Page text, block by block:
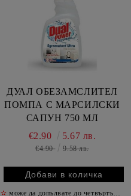
✫
ДУАЛ ОБЕЗАМСЛИТЕЛ
ПОМПА С МАРСИЛСКИ
САПУН 750 МЛ
€2.90
5.67 лв.
€4.90 9.58 лв.
✫ може да допълвате до четвъртък включително